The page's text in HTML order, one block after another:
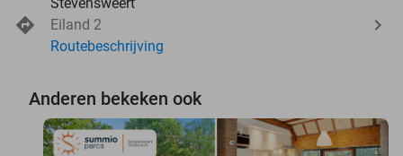
Eiland 2
Routebeschrijving
Anderen bekeken ook